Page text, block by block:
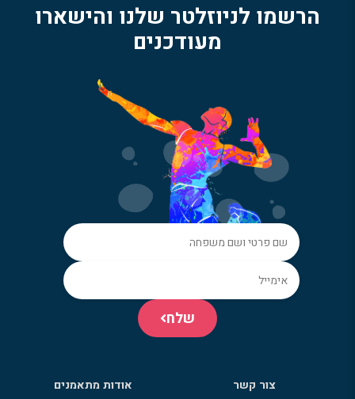
הרשמו לניוזלטר שלנו והישארו
מעודכנים
שלח
צור קשר
אודות מתאמנים